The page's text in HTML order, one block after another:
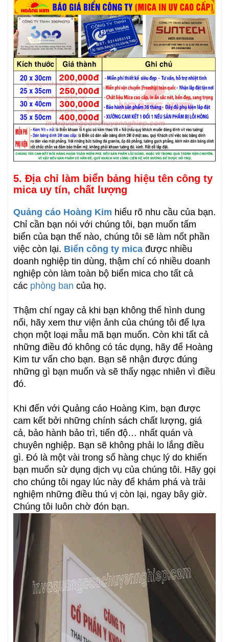
5. Địa chỉ làm biển bảng hiệu tên công ty
mica uy tín, chất lượng
Quảng cáo Hoàng Kim hiểu rõ nhu cầu của bạn.
Chỉ cần bạn nói với chúng tôi, bạn muốn tấm
biển của bạn thế nào, chúng tôi sẽ làm nốt phần
việc còn lại. Biển công ty mica được nhiều
doanh nghiệp tin dùng, thậm chí có nhiều doanh
nghiệp còn làm toàn bộ biển mica cho tất cả
các phòng ban của họ.
Thậm chí ngay cả khi bạn không thể hình dung
nổi, hãy xem thư viện ảnh của chúng tôi để lựa
chọn một loại mẫu mã bạn muốn. Còn khi tất cả
những điều đó không có tác dụng, hãy để Hoàng
Kim tư vấn cho bạn. Bạn sẽ nhận được đúng
những gì bạn muốn và sẽ thấy ngạc nhiên vì điều
đó.
Khi đến với Quảng cáo Hoàng Kim, bạn được
cam kết bởi những chính sách chất lượng, giá
cả, bảo hành bảo trì, tiến độ… nhất quán và
chuyên nghiệp. Bạn sẽ không phải lo lắng điều
gì. Đó là một vài trong số hàng chục lý do khiến
bạn muốn sử dụng dịch vụ của chúng tôi. Hãy gọi
cho chúng tôi ngay lúc này để khám phá và trải
nghiệm những điều thú vị còn lại, ngay bây giờ.
Chúng tôi luôn chờ đón bạn.